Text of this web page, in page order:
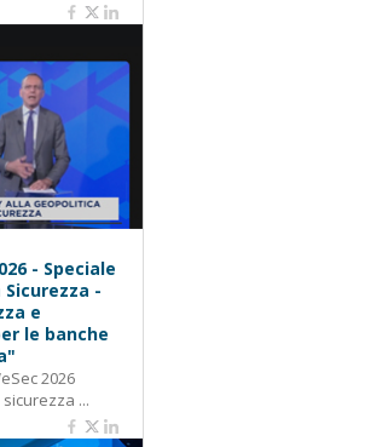
- Speciale
Sicurezza -
e
le banche
2026
...